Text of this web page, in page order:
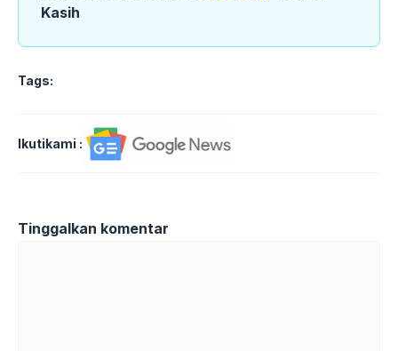
Kasih
Tags:
Ikutikami :
Tinggalkan komentar